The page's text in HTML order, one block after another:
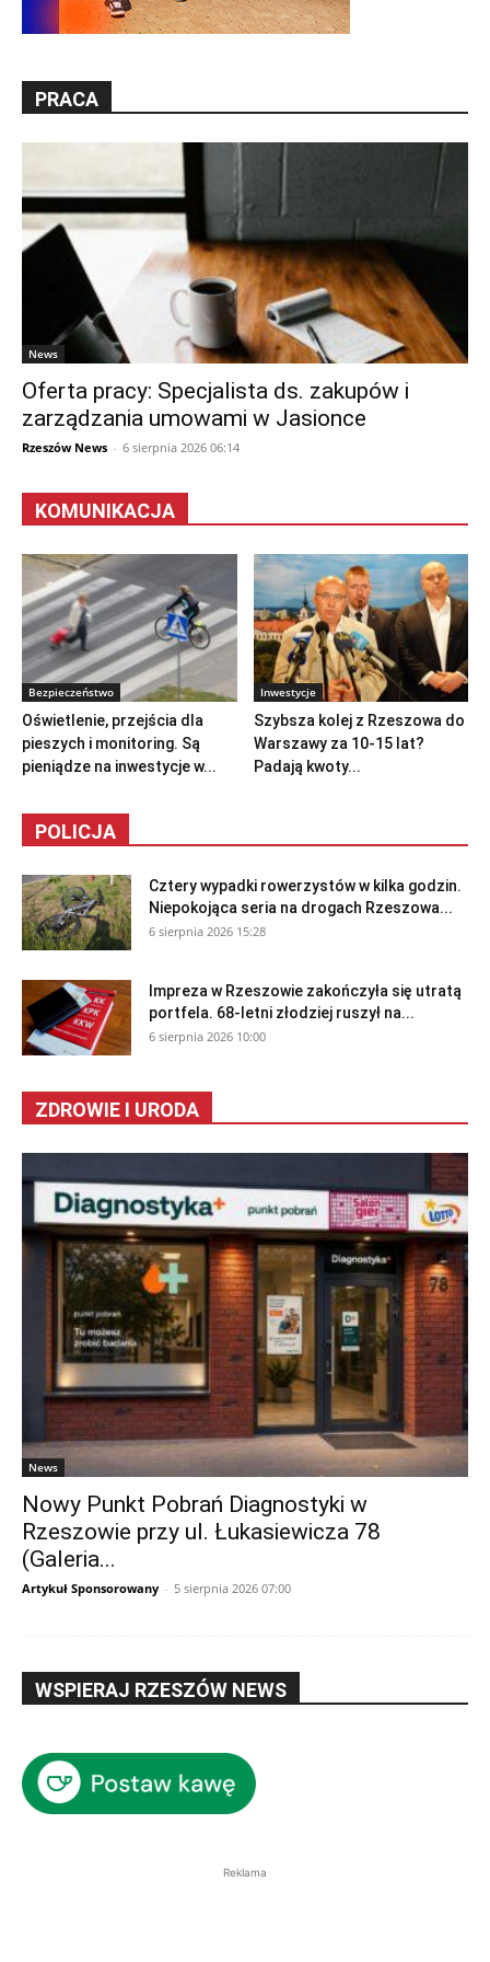
PRACA
News
Oferta pracy: Specjalista ds. zakupów i
zarządzania umowami w Jasionce
Rzeszów News - 6 sierpnia 2026 06:14
KOMUNIKACJA
Bezpieczeństwo
Oświetlenie, przejścia dla
pieszych i monitoring. Są
pieniądze na inwestycje w...
Inwestycje
Szybsza kolej z Rzeszowa do
Warszawy za 10-15 lat?
Padają kwoty...
POLICJA
Cztery wypadki rowerzystów w kilka godzin.
Niepokojąca seria na drogach Rzeszowa...
6 sierpnia 2026 15:28
Impreza w Rzeszowie zakończyła się utratą
portfela. 68-letni złodziej ruszył na...
6 sierpnia 2026 10:00
ZDROWIE I URODA
News
Nowy Punkt Pobrań Diagnostyki w
Rzeszowie przy ul. Łukasiewicza 78
(Galeria...
Artykuł Sponsorowany - 5 sierpnia 2026 07:00
WSPIERAJ RZESZÓW NEWS
Reklama